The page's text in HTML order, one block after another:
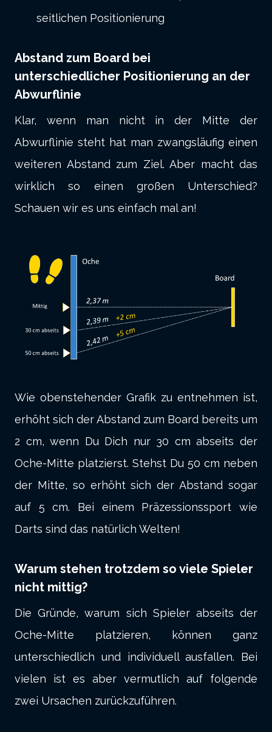
seitlichen Positionierung
Abstand zum Board bei
unterschiedlicher Positionierung an der
Abwurflinie
Klar, wenn man nicht in der Mitte der
Abwurflinie steht hat man zwangsläufig einen
weiteren Abstand zum Ziel. Aber macht das
wirklich so einen großen Unterschied?
Schauen wir es uns einfach mal an!
Wie obenstehender Grafik zu entnehmen ist,
erhöht sich der Abstand zum Board bereits um
2 cm, wenn Du Dich nur 30 cm abseits der
Oche-Mitte platzierst. Stehst Du 50 cm neben
der Mitte, so erhöht sich der Abstand sogar
auf 5 cm. Bei einem Präzessionssport wie
Darts sind das natürlich Welten!
Warum stehen trotzdem so viele Spieler
nicht mittig?
Die Gründe, warum sich Spieler abseits der
Oche-Mitte platzieren, können ganz
unterschiedlich und individuell ausfallen. Bei
vielen ist es aber vermutlich auf folgende
zwei Ursachen zurückzuführen.